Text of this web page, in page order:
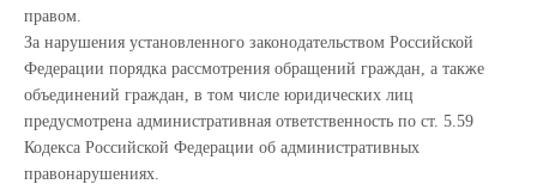
правом.
За нарушения установленного законодательством Российской
Федерации порядка рассмотрения обращений граждан, а также
объединений граждан, в том числе юридических лиц
предусмотрена административная ответственность по ст. 5.59
Кодекса Российской Федерации об административных
правонарушениях.